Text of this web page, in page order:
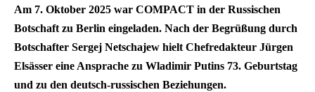
Am 7. Oktober 2025 war COMPACT in der Russischen
Botschaft zu Berlin eingeladen. Nach der Begrüßung durch
Botschafter Sergej Netschajew hielt Chefredakteur Jürgen
Elsässer eine Ansprache zu Wladimir Putins 73. Geburtstag
und zu den deutsch-russischen Beziehungen.